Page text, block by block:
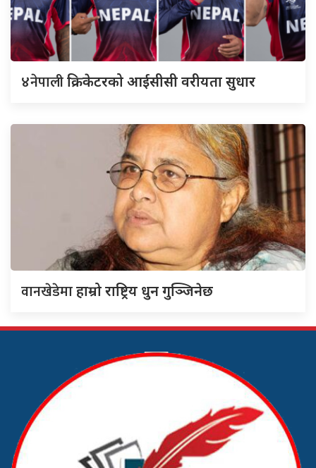
४नेपालीक्रिकेटरको आईसीसी वरीयता सुधार
वानखेडेमाहाम्रो राष्ट्रिय धुन गुञ्जिनेछ